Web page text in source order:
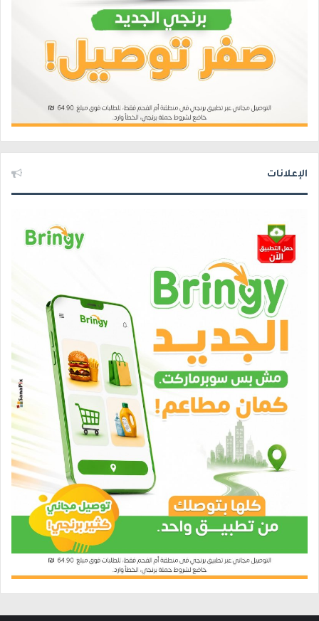
الإعلانات